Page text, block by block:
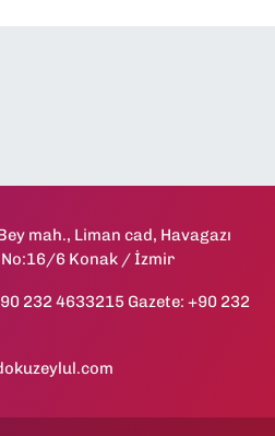
mah., Liman cad, Havagazı
No:16/6 Konak / İzmir
232 4633215 Gazete: +90 232